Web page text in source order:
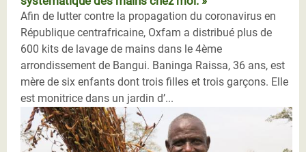
Afin de lutter contre la propagation du coronavirus en
République centrafricaine, Oxfam a distribué plus de
600 kits de lavage de mains dans le 4ème
arrondissement de Bangui. Baninga Raissa, 36 ans, est
mère de six enfants dont trois filles et trois garçons. Elle
est monitrice dans un jardin d’...